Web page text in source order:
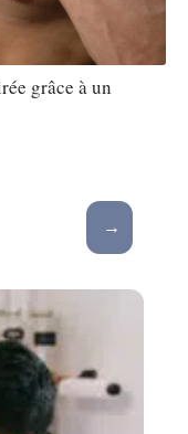
grâce à un